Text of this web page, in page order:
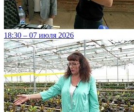
18:30 – 07 июля 2026